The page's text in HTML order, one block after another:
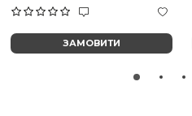
ЗАМОВИТИ